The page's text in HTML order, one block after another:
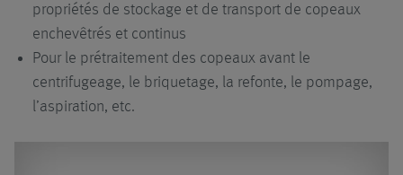
propriétés de stockage et de transport de copeaux
enchevêtrés et continus
Pour le prétraitement des copeaux avant le
centrifugeage, le briquetage, la refonte, le pompage,
l’aspiration, etc.